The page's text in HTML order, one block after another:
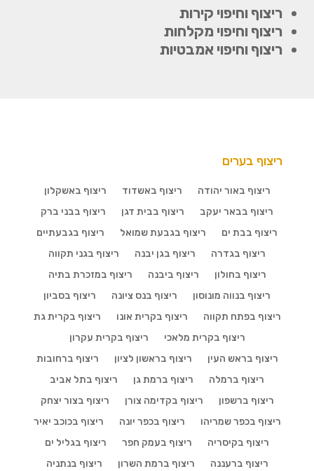
ריצוף וחיפוי קירות
ריצוף וחיפוי מקלחות
ריצוף וחיפוי אמבטיות
ריצוף בערים
ריצוף באור יהודה ריצוף באשדוד
ריצוף באשקלון
ריצוף בבאר יעקב
ריצוף בבית דגן
ריצוף בבני ברק
ריצוף בבת ים
ריצוף בגבעת שמואל
ריצוף בגבעתיים
ריצוף בגדרה
ריצוף בגן יבנה
ריצוף בגני תקווה
ריצוף בחולון
ריצוף ביבנה
ריצוף במזכרת בתיה
ריצוף בנווה מונוסון
ריצוף בנס ציונה
ריצוף בסביון
ריצוף בפתח תקווה
ריצוף בקרית אונו
ריצוף בקרית גת
ריצוף בקרית מלאכי
ריצוף בקרית עקרון
ריצוף בראש העין
ריצוף בראשון לציון
ריצוף ברחובות
ריצוף ברמלה
ריצוף ברמת גן
ריצוף בתל אביב
ריצוף ברשפון
ריצוף בקדימה צורן
ריצוף בצור יצחק
ריצוף בכפר שמריהו
ריצוף בכפר יונה
ריצוף בכוכב יאיר
ריצוף בקיסריה
ריצוף בעמק חפר
ריצוף בגליל ים
ריצוף ברעננה
ריצוף ברמת השרון
ריצוף בנתניה